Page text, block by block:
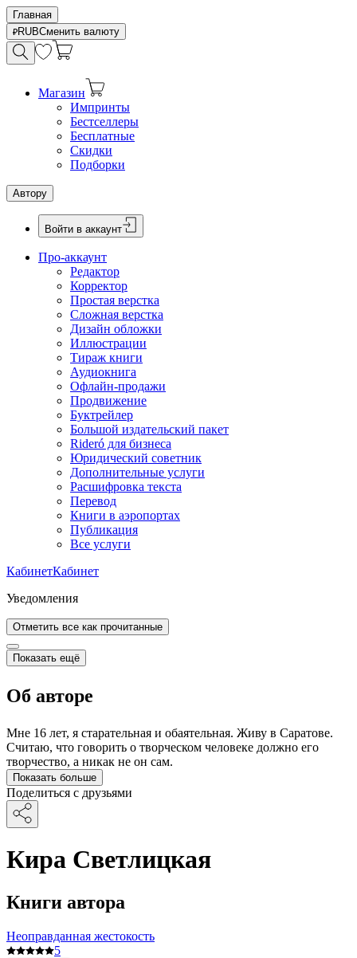
Главная
RUBСменить валюту
Магазин
Импринты
Бестселлеры
Бесплатные
Скидки
Подборки
Автору
Войти в аккаунт
Про-аккаунт
Редактор
Корректор
Простая верстка
Сложная верстка
Дизайн обложки
Иллюстрации
Тираж книги
Аудиокнига
Офлайн-продажи
Продвижение
Буктрейлер
Большой издательский пакет
Rideró для бизнеса
Юридический советник
Дополнительные услуги
Расшифровка текста
Перевод
Книги в аэропортах
Публикация
Все услуги
КабинетКабинет
Уведомления
Отметить все как прочитанные
Показать ещё
Об авторе
Мне 16 лет, я старательная и обаятельная. Живу в Саратове.
Считаю, что говорить о творческом человеке должно его
творчество, а никак не он сам.
Показать больше
Поделиться с друзьями
Кира Светлицкая
Книги автора
Неоправданная жестокость
5